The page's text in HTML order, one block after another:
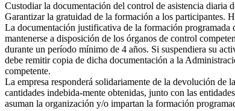
Custodiar la documentación del control de asistencia diaria
Garantizar la gratuidad de la formación a los participantes.
La documentación justificativa de la formación programada
mantenerse a disposición de los órganos de control
durante un período mínimo de 4 años. Si suspendiera su
debe remitir copia de dicha documentación a la
competente.
La empresa responderá solidariamente de la devolución de
cantidades indebida-mente obtenidas, junto con las
asuman la organización y/o impartan la formación